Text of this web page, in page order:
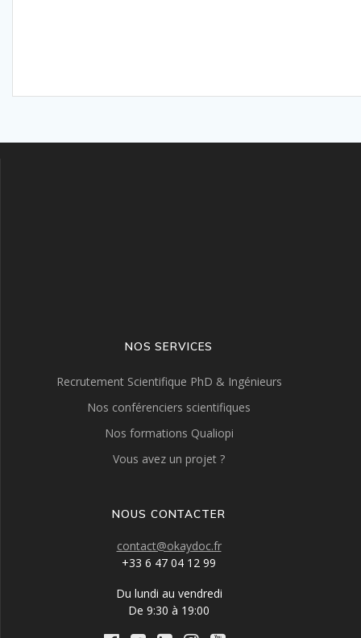
NOS SERVICES
Recrutement Scientifique PhD & Ingénieurs
Nos conférenciers scientifiques
Nos formations Qualiopi
Vous avez un projet ?
NOUS CONTACTER
contact@okaydoc.fr
+33 6 47 04 12 99
Du lundi au vendredi
De 9:30 à 19:00